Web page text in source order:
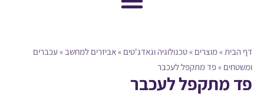
»מוצרים»טכנולוגיה וגאדג'טים»אביזרים למחשב»עכברים
»פד מתקפל לעכבר
לעכבר